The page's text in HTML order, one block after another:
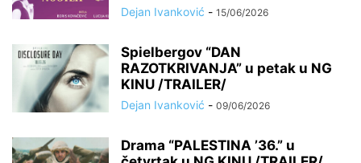
Dejan Ivanković - 15/06/2026
Spielbergov “DAN
RAZOTKRIVANJA” u petak u NG
KINU /TRAILER/
Dejan Ivanković - 09/06/2026
Drama “PALESTINA ’36.” u